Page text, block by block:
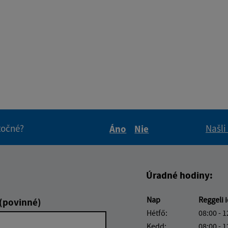
Áno
Nie
Úradné hodiny:
Nap
Reggeli
Hétfő:
08:00 -
Kedd:
08:00 -